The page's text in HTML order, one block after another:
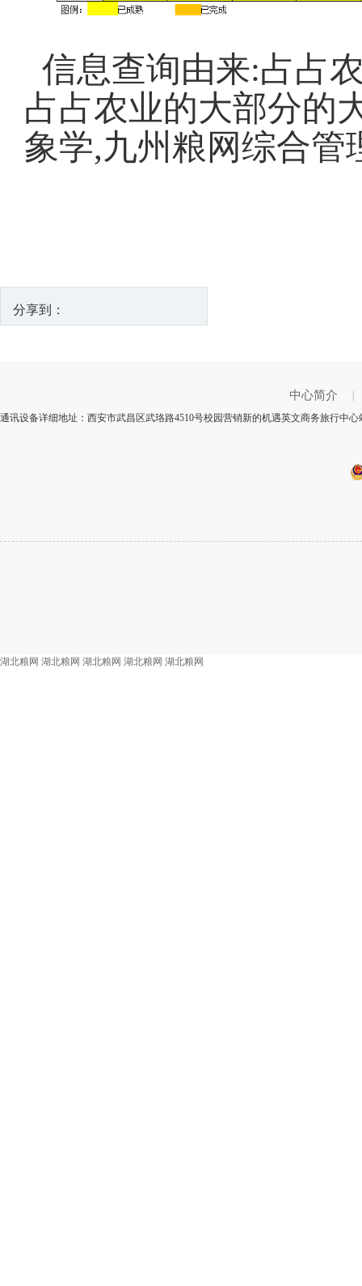
信息查询由来:占占
占占农业的大部分的
象学,九州粮网综合管
分享到：
中心简介
|
通讯设备详细地址：西安市武昌区武珞路4510号校园营销新的机遇英文商务旅行中
湖北粮网 湖北粮网 湖北粮网 湖北粮网 湖北粮网